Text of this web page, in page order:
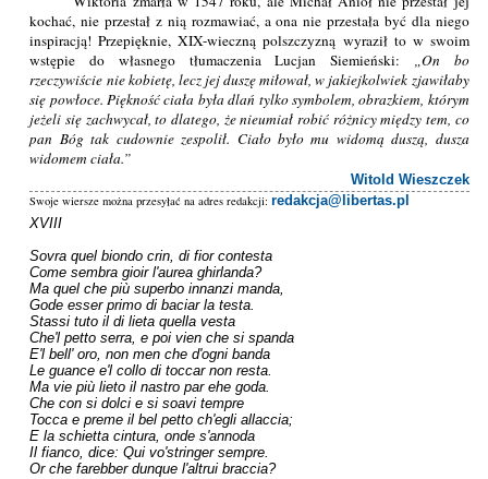
kochać, nie przestał z nią rozmawiać, a ona nie przestała być dla niego
inspiracją! Przepięknie, XIX-wieczną polszczyzną wyraził to w swoim
wstępie do własnego tłumaczenia Lucjan Siemieński:
On bo
rzeczywiście nie kobietę, lecz jej duszę miłował, w jakiejkolwiek zjawiłaby
się powłoce. Piękność ciała była dlań tylko symbolem, obrazkiem, którym
jeżeli się zachwycał, to dlatego, że nieumiał robić różnicy między tem, co
pan Bóg tak cudownie zespolił. Ciało było mu widomą duszą, dusza
widomem ciała.
Witold Wieszczek
Swoje wiersze można przesyłać na adres redakcji:redakcja@libertas.pl
XVIII
Sovra quel biondo crin, di fior contesta
Come sembra gioir l'aurea ghirlanda?
Ma quel che più superbo innanzi manda,
Gode esser primo di baciar la testa.
Stassi tuto il di lieta quella vesta
Che'l petto serra, e poi vien che si spanda
E'l bell' oro, non men che d'ogni banda
Le guance e'l collo di toccar non resta.
Ma vie più lieto il nastro par ehe goda.
Che con si dolci e si soavi tempre
Tocca e preme il bel petto ch'egli allaccia;
E la schietta cintura, onde s'annoda
Il fianco, dice: Qui vo'stringer sempre.
Or che farebber dunque l'altrui braccia?